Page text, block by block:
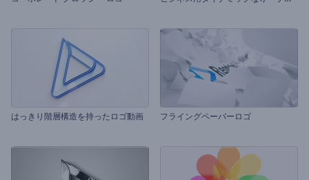
はっきり階層構造を持ったロゴ動画 フライングペーパーロゴ